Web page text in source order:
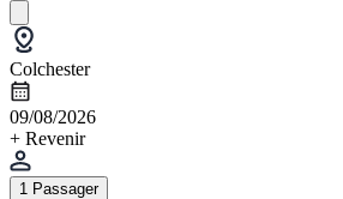
Colchester
09/08/2026
+ Revenir
1 Passager